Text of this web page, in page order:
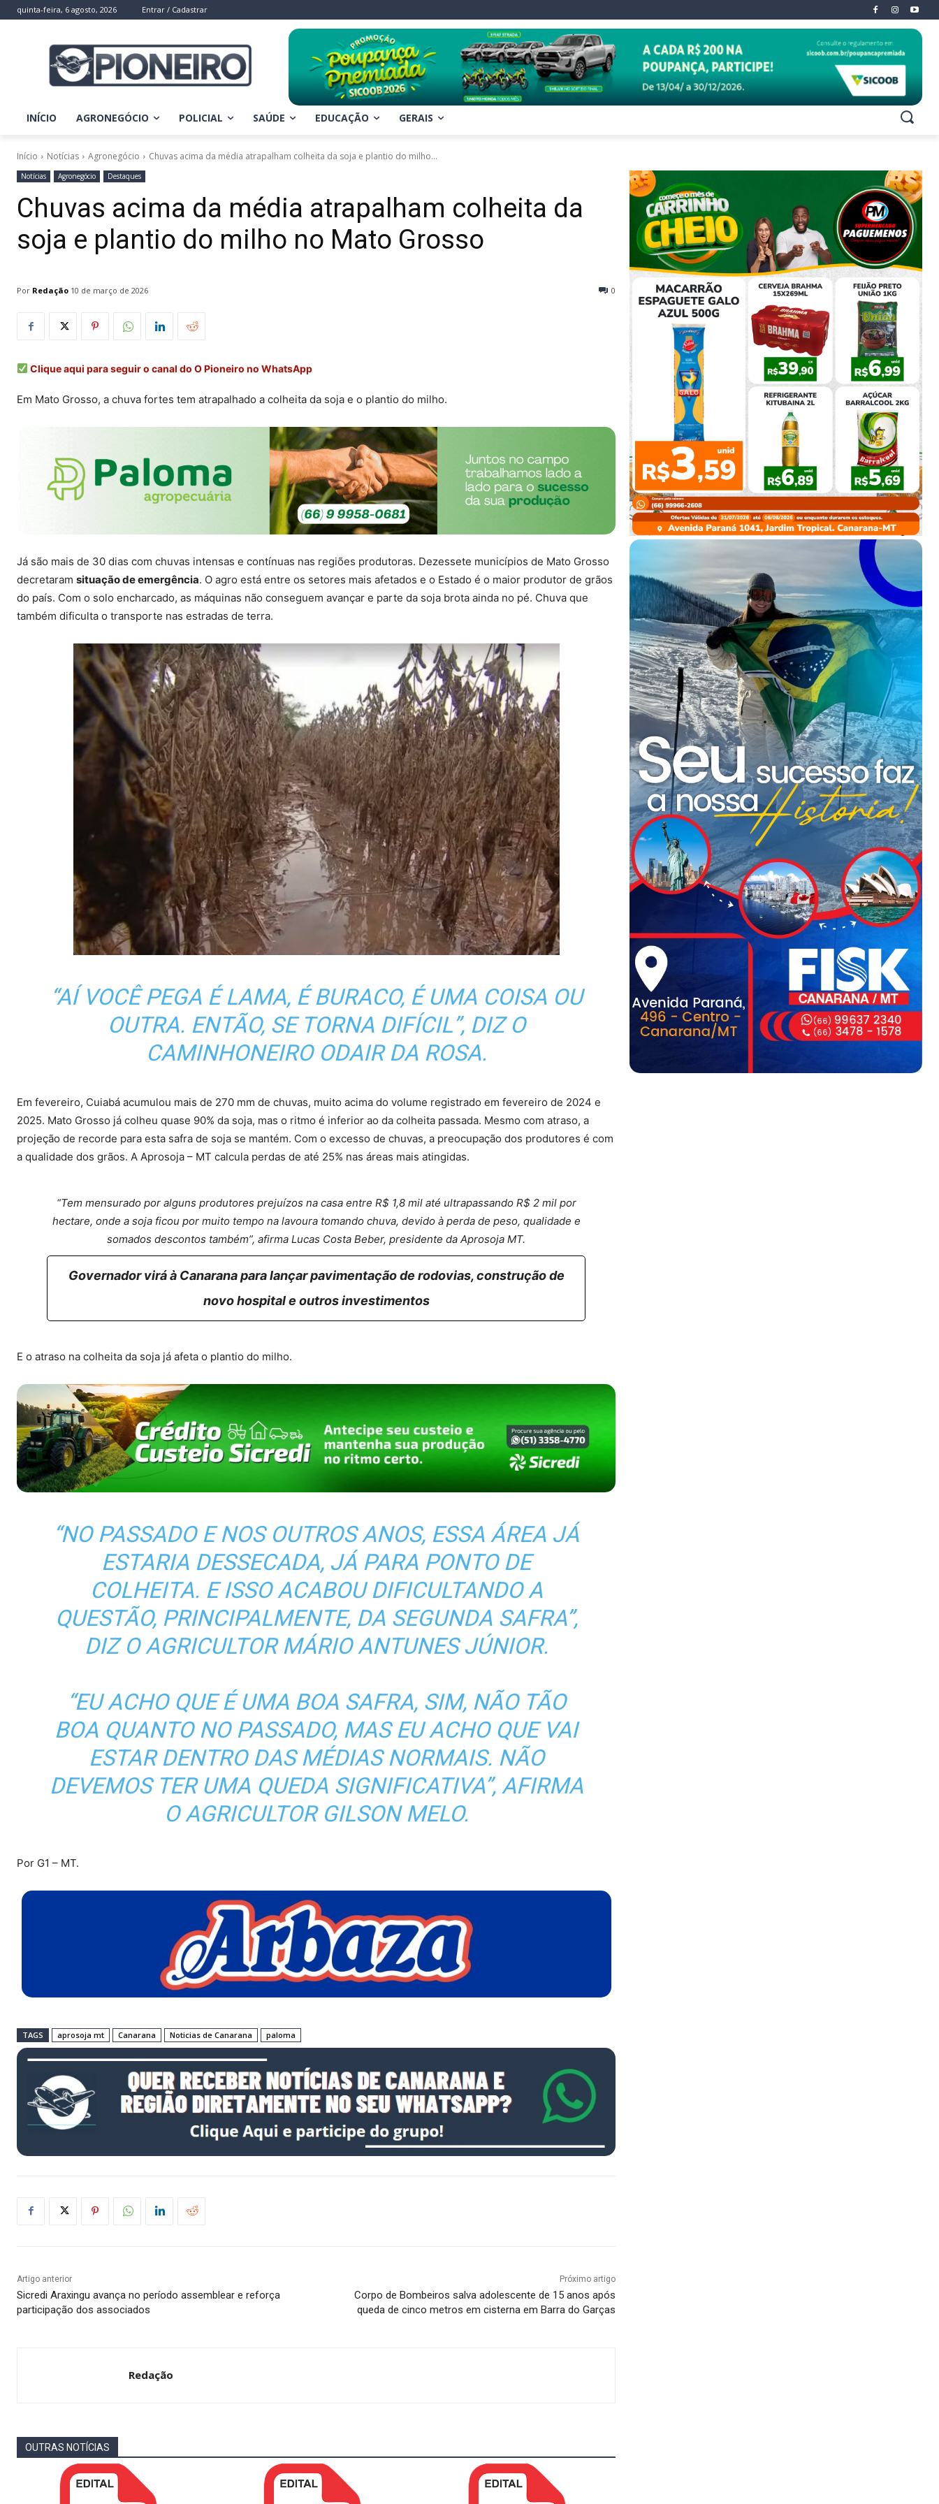
quinta-feira, 6 agosto, 2026 Entrar / Cadastrar
INÍCIO AGRONEGÓCIO POLICIAL SAÚDE EDUCAÇÃO GERAIS
Início Notícias Agronegócio Chuvas acima da média atrapalham colheita da soja e plantio do milho...
Notícias Agronegócio Destaques
Chuvas acima da média atrapalham colheita da
soja e plantio do milho no Mato Grosso
Por Redação 0
10 de março de 2026
Clique aqui para seguir o canal do O Pioneiro no WhatsApp
Em Mato Grosso, a chuva fortes tem atrapalhado a colheita da soja e o plantio do milho.
Já são mais de 30 dias com chuvas intensas e contínuas nas regiões produtoras. Dezessete municípios de Mato Grosso
decretaram situação de emergência. O agro está entre os setores mais afetados e o Estado é o maior produtor de grãos
do país. Com o solo encharcado, as máquinas não conseguem avançar e parte da soja brota ainda no pé. Chuva que
também dificulta o transporte nas estradas de terra.
“AÍ VOCÊ PEGA É LAMA, É BURACO, É UMA COISA OU
OUTRA. ENTÃO, SE TORNA DIFÍCIL”, DIZ O
CAMINHONEIRO ODAIR DA ROSA.
Em fevereiro, Cuiabá acumulou mais de 270 mm de chuvas, muito acima do volume registrado em fevereiro de 2024 e
2025. Mato Grosso já colheu quase 90% da soja, mas o ritmo é inferior ao da colheita passada. Mesmo com atraso, a
projeção de recorde para esta safra de soja se mantém. Com o excesso de chuvas, a preocupação dos produtores é com
a qualidade dos grãos. A Aprosoja – MT calcula perdas de até 25% nas áreas mais atingidas.
“Tem mensurado por alguns produtores prejuízos na casa entre R$ 1,8 mil até ultrapassando R$ 2 mil por
hectare, onde a soja ficou por muito tempo na lavoura tomando chuva, devido à perda de peso, qualidade e
somados descontos também”, afirma Lucas Costa Beber, presidente da Aprosoja MT.
Governador virá à Canarana para lançar pavimentação de rodovias, construção de
novo hospital e outros investimentos
E o atraso na colheita da soja já afeta o plantio do milho.
“NO PASSADO E NOS OUTROS ANOS, ESSA ÁREA JÁ
ESTARIA DESSECADA, JÁ PARA PONTO DE
COLHEITA. E ISSO ACABOU DIFICULTANDO A
QUESTÃO, PRINCIPALMENTE, DA SEGUNDA SAFRA”,
DIZ O AGRICULTOR MÁRIO ANTUNES JÚNIOR.
“EU ACHO QUE É UMA BOA SAFRA, SIM, NÃO TÃO
BOA QUANTO NO PASSADO, MAS EU ACHO QUE VAI
ESTAR DENTRO DAS MÉDIAS NORMAIS. NÃO
DEVEMOS TER UMA QUEDA SIGNIFICATIVA”, AFIRMA
O AGRICULTOR GILSON MELO.
Por G1 – MT.
TAGS aprosoja mt Canarana Noticias de Canarana paloma
Artigo anterior
Sicredi Araxingu avança no período assemblear e reforça
participação dos associados
Próximo artigo
Corpo de Bombeiros salva adolescente de 15 anos após
queda de cinco metros em cisterna em Barra do Garças
Redação
OUTRAS NOTÍCIAS